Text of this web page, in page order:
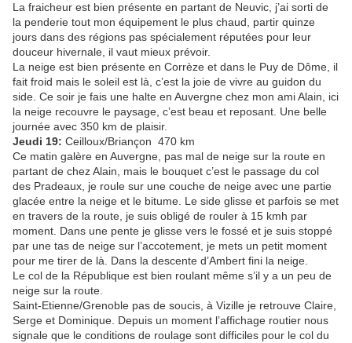
La fraicheur est bien présente en partant de Neuvic, j’ai sorti de
la penderie tout mon équipement le plus chaud, partir quinze
jours dans des régions pas spécialement réputées pour leur
douceur hivernale, il vaut mieux prévoir.
La neige est bien présente en Corrèze et dans le Puy de Dôme, il
fait froid mais le soleil est là, c’est la joie de vivre au guidon du
side. Ce soir je fais une halte en Auvergne chez mon ami Alain, ici
la neige recouvre le paysage, c’est beau et reposant. Une belle
journée avec 350 km de plaisir.
Jeudi 19: Ceilloux/Briançon 470 km
Ce matin galère en Auvergne, pas mal de neige sur la route en
partant de chez Alain, mais le bouquet c’est le passage du col
des Pradeaux, je roule sur une couche de neige avec une partie
glacée entre la neige et le bitume. Le side glisse et parfois se met
en travers de la route, je suis obligé de rouler à 15 kmh par
moment. Dans une pente je glisse vers le fossé et je suis stoppé
par une tas de neige sur l’accotement, je mets un petit moment
pour me tirer de là. Dans la descente d’Ambert fini la neige.
Le col de la République est bien roulant même s’il y a un peu de
neige sur la route.
Saint-Etienne/Grenoble pas de soucis, à Vizille je retrouve Claire,
Serge et Dominique. Depuis un moment l’affichage routier nous
signale que le conditions de roulage sont difficiles pour le col du